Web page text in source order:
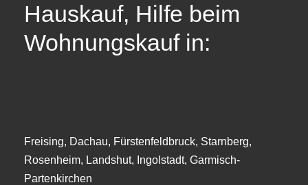
Hauskauf, Hilfe beim
Wohnungskauf in:
Freising, Dachau, Fürstenfeldbruck, Starnberg,
Rosenheim, Landshut, Ingolstadt, Garmisch-
Partenkirchen